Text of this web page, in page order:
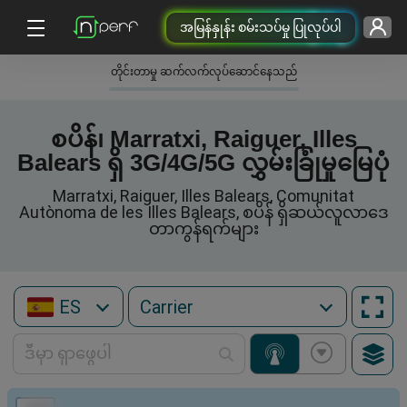
အမြန်နှုန်း စမ်းသပ်မှု ပြုလုပ်ပါ
တိုင်းတာမှု ဆက်လက်လုပ်ဆောင်နေသည်
စပိန်၊ Marratxi, Raiguer, Illes
Balears ရှိ 3G/4G/5G လွှမ်းခြုံမှုမြေပုံ
Marratxi, Raiguer, Illes Balears, Comunitat
Autònoma de les Illes Balears, စပိန် ရှိဆယ်လူလာဒေ
တာကွန်ရက်များ
ES